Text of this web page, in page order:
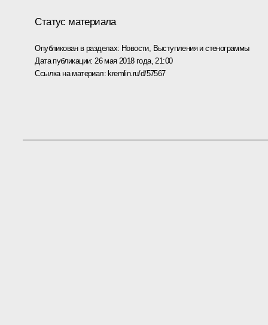
Статус материала
Опубликован в разделах: Новости, Выступления и стенограммы
Дата публикации: 26 мая 2018 года, 21:00
Ссылка на материал: kremlin.ru/d/57567